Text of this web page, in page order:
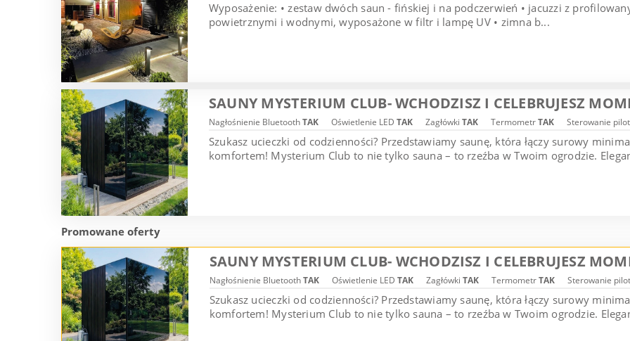
Wyposażenie: • zestaw dwóch saun - fińskiej i na podczerwień • jacuzzi z
powietrznymi i wodnymi, wyposażone w filtr i lampę UV • zimna b...
SAUNY MYSTERIUM CLUB- WCHODZISZ I CELEBRUJESZ
Nagłośnienie BluetoothTAK Oświetlenie LED TAK Zagłówki TAK TermometrTAK Sterowanie
Szukasz ucieczki od codzienności? Przedstawiamy saunę, która łączy surowy
komfortem! Mysterium Club to nie tylko sauna – to rzeźba w Twoim ogrodzie.
Promowane oferty
SAUNY MYSTERIUM CLUB- WCHODZISZ I CELEBRUJESZ
Nagłośnienie BluetoothTAK Oświetlenie LED TAK Zagłówki TAK TermometrTAK Sterowanie
Szukasz ucieczki od codzienności? Przedstawiamy saunę, która łączy surowy
komfortem! Mysterium Club to nie tylko sauna – to rzeźba w Twoim ogrodzie.